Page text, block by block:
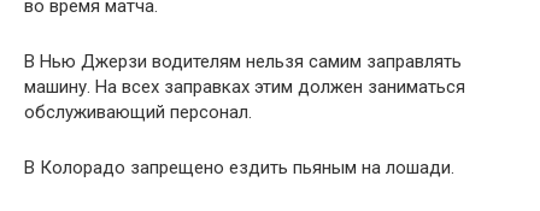
во время матча.
В Нью Джерзи водителям нельзя самим заправлять
машину. На всех заправках этим должен заниматься
обслуживающий персонал.
В Колорадо запрещено ездить пьяным на лошади.